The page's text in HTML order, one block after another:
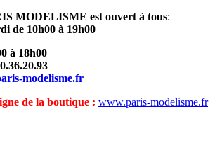
MODELISME est ouvert à tous:
de 10h00 à 19h00
à 18h00
modelisme.fr
de la boutique : www.paris-modelisme.fr